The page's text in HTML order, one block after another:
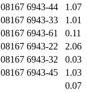
08167 6943-44 1.07
08167 6943-33 1.01
08167 6943-61 0.11
08167 6943-22 2.06
08167 6943-32 0.03
08167 6943-45 1.03
0.07